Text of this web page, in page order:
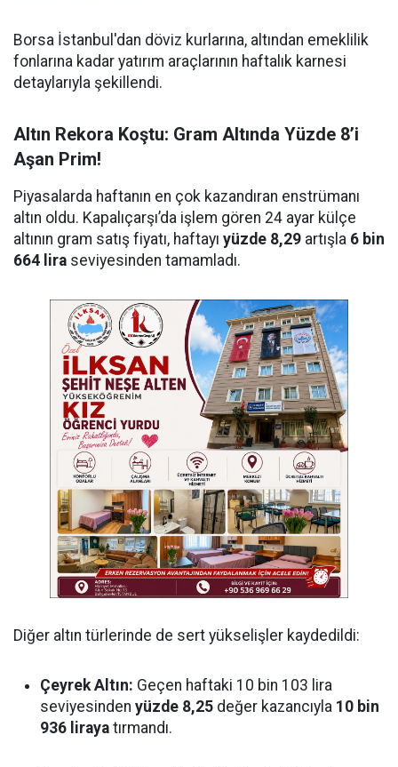
Borsa İstanbul'dan döviz kurlarına, altından emeklilik
fonlarına kadar yatırım araçlarının haftalık karnesi
detaylarıyla şekillendi.
Altın Rekora Koştu: Gram Altında Yüzde 8’i
Aşan Prim!
Piyasalarda haftanın en çok kazandıran enstrümanı
altın oldu. Kapalıçarşı’da işlem gören 24 ayar külçe
altının gram satış fiyatı, haftayı yüzde 8,29 artışla 6 bin
664 lira seviyesinden tamamladı.
Diğer altın türlerinde de sert yükselişler kaydedildi:
Çeyrek Altın: Geçen haftaki 10 bin 103 lira
seviyesinden yüzde 8,25 değer kazancıyla 10 bin
936 liraya tırmandı.